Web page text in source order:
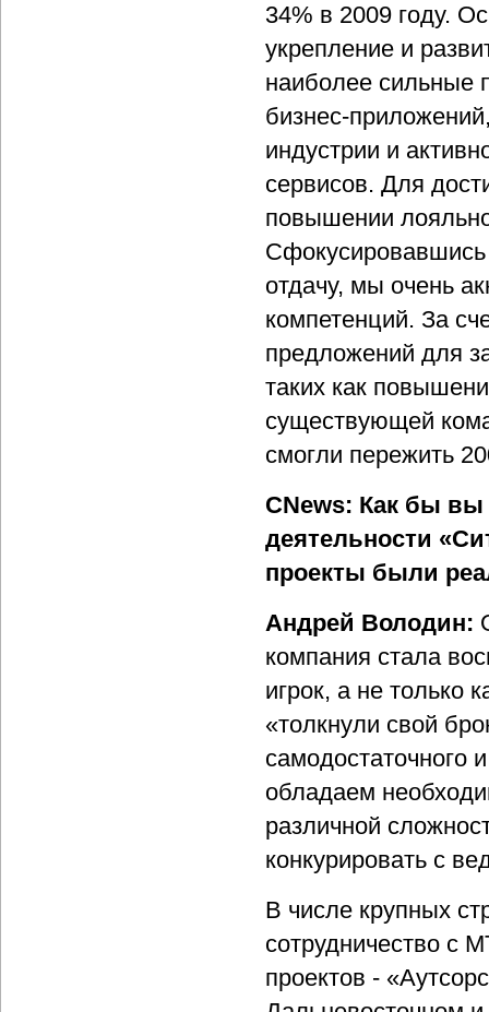
34% в 2009 году.
укрепление и
наиболее сильные
бизнес-
индустрии и
сервисов. Для
повышении
Сфокусировавшись
отдачу, мы очень
компетенций. За
предложений для
таких как
существующей
смогли пережить
CNews: Как бы вы
деятельности
проекты были
Андрей Володин:
компания стала
игрок, а не только
«толкнули свой
самодостаточного
обладаем
различной
конкурировать с
В числе крупных
сотрудничество с
проектов -